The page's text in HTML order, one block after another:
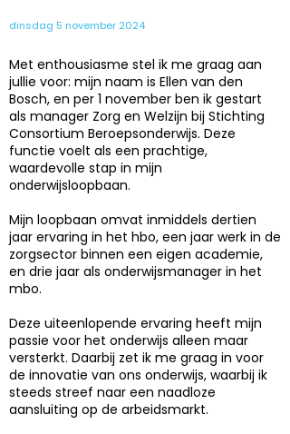
dinsdag 5 november 2024
Met enthousiasme stel ik me graag aan
jullie voor: mijn naam is Ellen van den
Bosch, en per 1 november ben ik gestart
als manager Zorg en Welzijn bij Stichting
Consortium Beroepsonderwijs. Deze
functie voelt als een prachtige,
waardevolle stap in mijn
onderwijsloopbaan.
Mijn loopbaan omvat inmiddels dertien
jaar ervaring in het hbo, een jaar werk in de
zorgsector binnen een eigen academie,
en drie jaar als onderwijsmanager in het
mbo.
Deze uiteenlopende ervaring heeft mijn
passie voor het onderwijs alleen maar
versterkt. Daarbij zet ik me graag in voor
de innovatie van ons onderwijs, waarbij ik
steeds streef naar een naadloze
aansluiting op de arbeidsmarkt.